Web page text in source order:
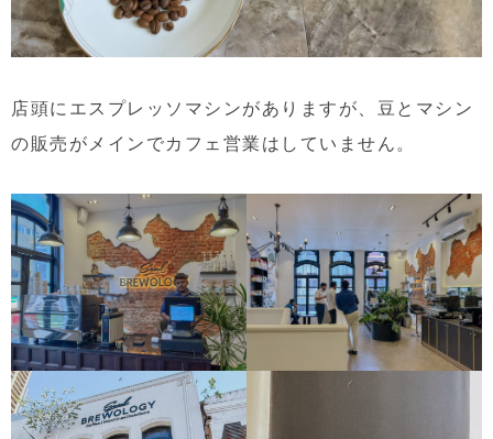
店頭にエスプレッソマシンがありますが、豆とマシン
の販売がメインでカフェ営業はしていません。